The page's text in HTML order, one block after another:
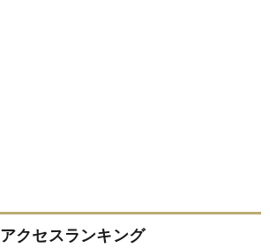
アクセスランキング